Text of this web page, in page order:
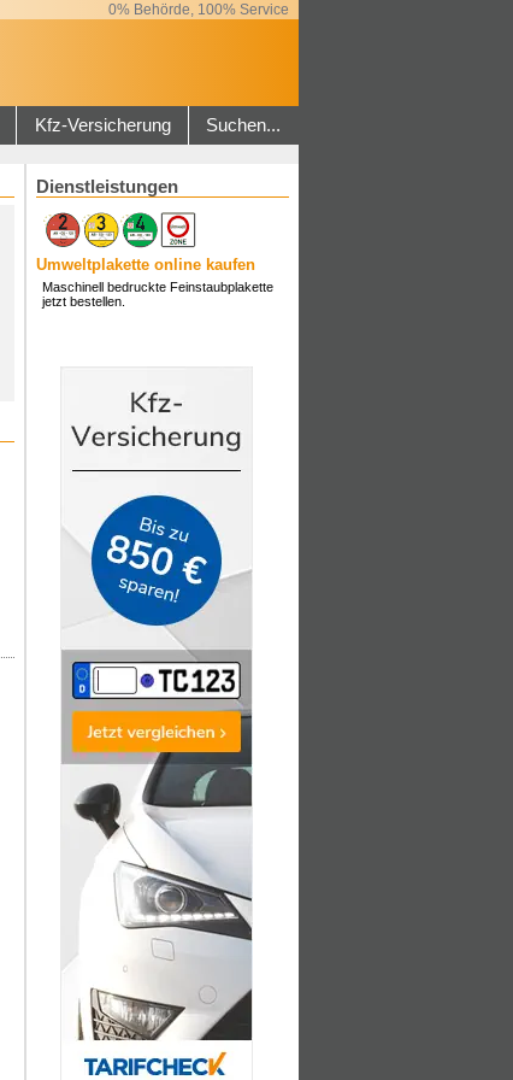
0% Behörde, 100% Service
Kfz-Versicherung Suchen...
Dienstleistungen
Umweltplakette online kaufen
Maschinell bedruckte Feinstaubplakette
jetzt bestellen.